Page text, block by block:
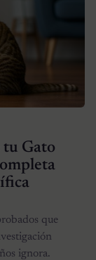
tu Gato
que
ignora.